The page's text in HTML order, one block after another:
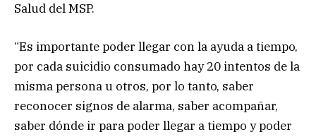
Salud del MSP.
“Es importante poder llegar con la ayuda a tiempo,
por cada suicidio consumado hay 20 intentos de la
misma persona u otros, por lo tanto, saber
reconocer signos de alarma, saber acompañar,
saber dónde ir para poder llegar a tiempo y poder